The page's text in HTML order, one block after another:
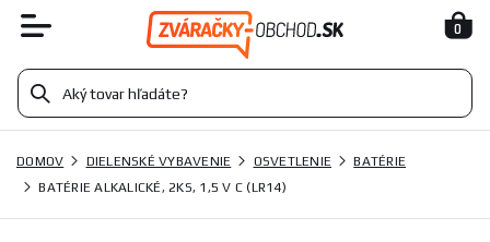
0
DOMOV DIELENSKÉ VYBAVENIE OSVETLENIE
BATÉRIE
BATÉRIE ALKALICKÉ, 2KS, 1,5 V C (LR14)